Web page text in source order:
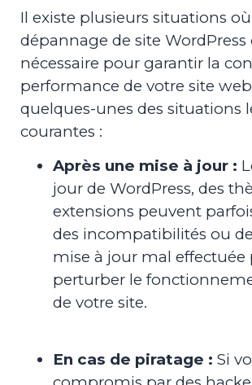
Il existe plusieurs situations
dépannage de site WordPress
nécessaire pour garantir la
performance de votre site
quelques-unes des situations
courantes :
Après une mise à jour :
jour de WordPress, des
extensions peuvent
des incompatibilités ou
mise à jour mal effectuée
perturber le
de votre site.
En cas de piratage : Si